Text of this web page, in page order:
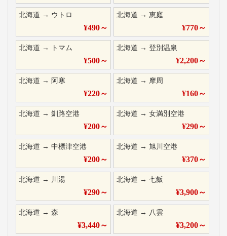
北海道 → ウトロ
¥490～
北海道 →恵庭
¥770～
北海道 → トマム
¥500～
北海道 →登別温泉
¥2,200～
北海道 → 阿寒
¥220～
北海道 → 摩周
¥160～
北海道 → 釧路空港
¥200～
北海道 →女満別空港
¥290～
北海道 → 中標津空港
¥200～
北海道 →旭川空港
¥370～
北海道 → 川湯
¥290～
北海道 →七飯
¥3,900～
北海道 → 森
¥3,440～
北海道 → 八雲
¥3,200～